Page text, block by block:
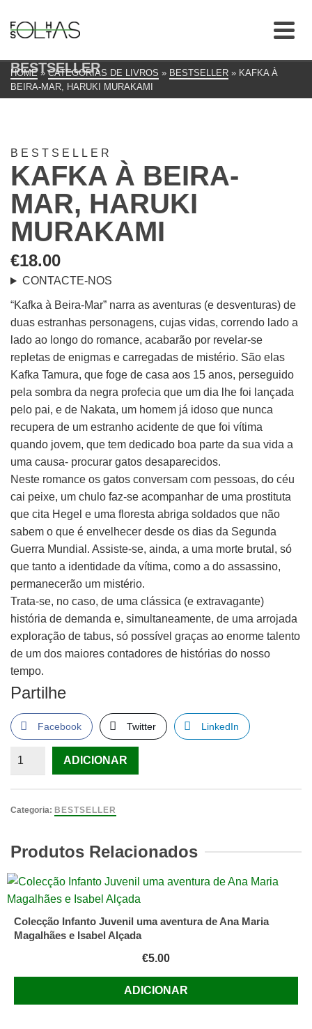
BESTSELLER
HOME » CATEGORIAS DE LIVROS » BESTSELLER » KAFKA À
BEIRA-MAR, HARUKI MURAKAMI
BESTSELLER
KAFKA À BEIRA-
MAR, HARUKI
MURAKAMI
€18.00
CONTACTE-NOS
“Kafka à Beira-Mar” narra as aventuras (e desventuras) de
duas estranhas personagens, cujas vidas, correndo lado a
lado ao longo do romance, acabarão por revelar-se
repletas de enigmas e carregadas de mistério. São elas
Kafka Tamura, que foge de casa aos 15 anos, perseguido
pela sombra da negra profecia que um dia lhe foi lançada
pelo pai, e de Nakata, um homem já idoso que nunca
recupera de um estranho acidente de que foi vítima
quando jovem, que tem dedicado boa parte da sua vida a
uma causa- procurar gatos desaparecidos.
Neste romance os gatos conversam com pessoas, do céu
cai peixe, um chulo faz-se acompanhar de uma prostituta
que cita Hegel e uma floresta abriga soldados que não
sabem o que é envelhecer desde os dias da Segunda
Guerra Mundial. Assiste-se, ainda, a uma morte brutal, só
que tanto a identidade da vítima, como a do assassino,
permanecerão um mistério.
Trata-se, no caso, de uma clássica (e extravagante)
história de demanda e, simultaneamente, de uma arrojada
exploração de tabus, só possível graças ao enorme talento
de um dos maiores contadores de histórias do nosso
tempo.
Partilhe
Facebook Twitter LinkedIn
Quantidade
à
Haruki
Murakami
ADICIONAR
Categoria: BESTSELLER
Produtos Relacionados
Colecção Infanto Juvenil uma aventura de Ana Maria
Magalhães e Isabel Alçada
€5.00
ADICIONAR